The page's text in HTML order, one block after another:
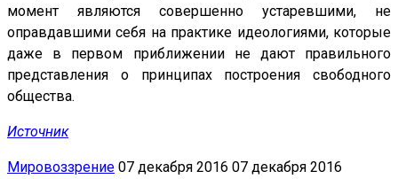
момент являются совершенно устаревшими, не
оправдавшими себя на практике идеологиями, которые
даже в первом приближении не дают правильного
представления о принципах построения свободного
общества.
Источник
Мировоззрение 07 декабря 2016 07 декабря 2016